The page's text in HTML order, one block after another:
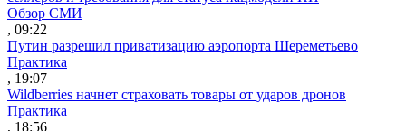
Обзор СМИ
, 09:22
Путин разрешил приватизацию аэропорта Шереметьево
Практика
, 19:07
Wildberries начнет страховать товары от ударов дронов
Практика
, 18:56